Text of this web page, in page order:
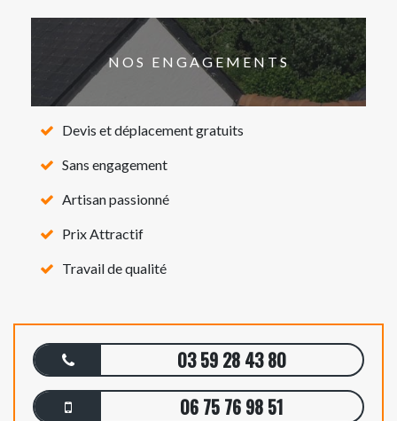
NOS ENGAGEMENTS
Devis et déplacement gratuits
Sans engagement
Artisan passionné
Prix Attractif
Travail de qualité
03 59 28 43 80
06 75 76 98 51